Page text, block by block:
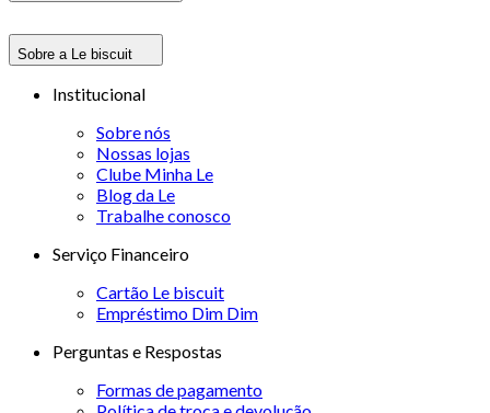
Sobre a Le biscuit
Institucional
Sobre nós
Nossas lojas
Clube Minha Le
Blog da Le
Trabalhe conosco
Serviço Financeiro
Cartão Le biscuit
Empréstimo Dim Dim
Perguntas e Respostas
Formas de pagamento